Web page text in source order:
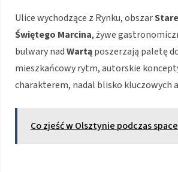
Ulice wychodzące z Rynku, obszar
Świętego Marcina, żywe
bulwary nadWartąposzerzają paletę
mieszkańcowy rytm, autorskie
charakterem, nadal blisko kluczowych
Co zjeść w Olsztynie podczas